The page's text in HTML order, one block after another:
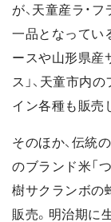
が、天童産ラ・
一品となってい
ースや山形県産
ス」、天童市内
イン各種も販売
そのほか、伝統
のブランド米「
樹サクランボの
販売。明治期に